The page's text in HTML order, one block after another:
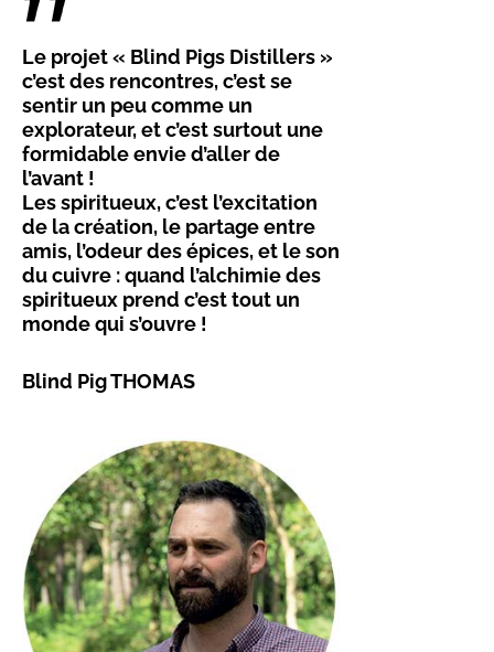
Le projet « Blind Pigs Distillers »
c’est des rencontres, c’est se
sentir un peu comme un
explorateur, et c’est surtout une
formidable envie d’aller de
l’avant !
Les spiritueux, c’est l’excitation
de la création, le partage entre
amis, l’odeur des épices, et le son
du cuivre : quand l’alchimie des
spiritueux prend c’est tout un
monde qui s’ouvre !
Blind Pig THOMAS